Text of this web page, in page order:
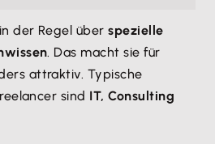
der Regel überspezielle
. Das macht sie für
attraktiv. Typische
sind IT, Consulting